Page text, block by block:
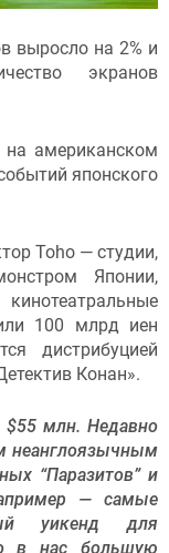
выросло на 2% и
экранов
на американском
японского
Toho — студии,
Японии,
100 млрд иен
дистрибуцией
Конан».
$55 млн. Недавно
неанглоязычным
“Паразитов” и
— самые
уикенд для
в нас большую